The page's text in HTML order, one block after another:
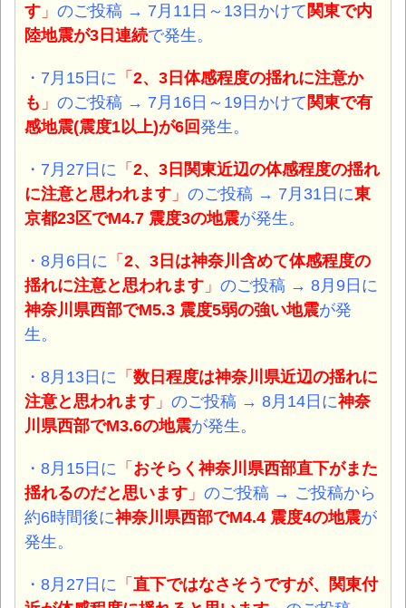
す 」 のご投稿 → 7月11日～13日かけて 関東で内
陸地震が3日連続で発生。
・7月15日に 「 2、3日体感程度の揺れに注意か
も 」 のご投稿 → 7月16日～19日かけて 関東で有
感地震(震度1以上)が6回発生。
・7月27日に 「 2、3日関東近辺の体感程度の揺れ
に注意と思われます 」 のご投稿 → 7月31日に東
京都23区でM4.7 震度3の地震が発生。
・8月6日に 「 2、3日は神奈川含めて体感程度の
揺れに注意と思われます 」 のご投稿 → 8月9日に
神奈川県西部でM5.3 震度5弱の強い地震が発
生。
・8月13日に 「 数日程度は神奈川県近辺の揺れに
注意と思われます 」 のご投稿 → 8月14日に神奈
川県西部でM3.6の地震が発生。
・8月15日に 「 おそらく 神奈川県西部直下がまた
揺れるのだと思います 」 のご投稿 → ご投稿から
約6時間後に神奈川県西部でM4.4 震度4の地震が
発生。
・8月27日に 「 直下ではなさそうですが、関東付